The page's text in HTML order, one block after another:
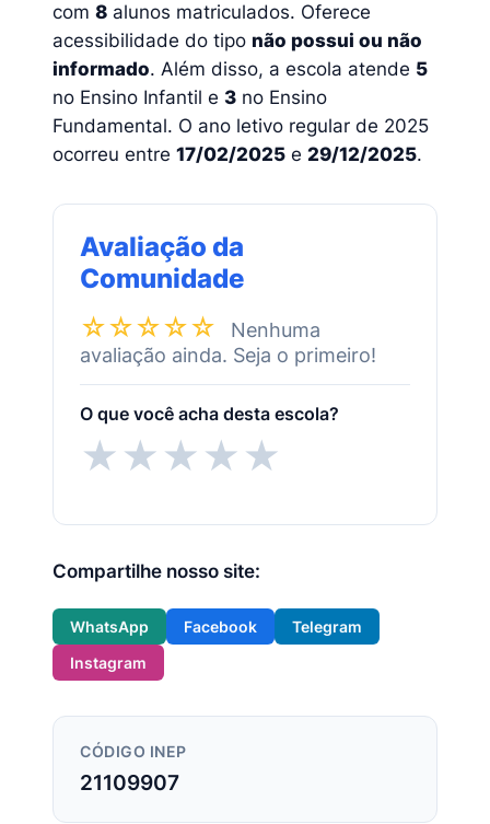
com 8 alunos matriculados. Oferece
acessibilidade do tipo não possui ou não
informado. Além disso, a escola atende 5
no Ensino Infantil e 3 no Ensino
Fundamental. O ano letivo regular de 2025
ocorreu entre 17/02/2025 e 29/12/2025.
Avaliação da
Comunidade
☆☆☆☆☆
Nenhuma
avaliação ainda. Seja o primeiro!
O que você acha desta escola?
★★★★★
Compartilhe nosso site:
WhatsApp Facebook
Telegram
Instagram
CÓDIGO INEP
21109907